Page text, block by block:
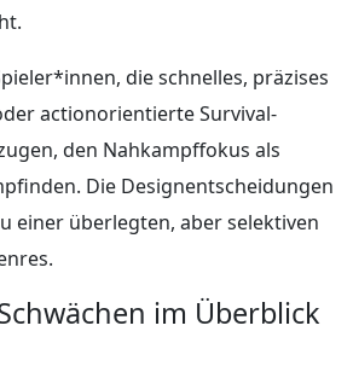
die schnelles, präzises
actionorientierte Survival-
den Nahkampffokus als
Die Designentscheidungen
einer überlegten, aber selektiven
im Überblick